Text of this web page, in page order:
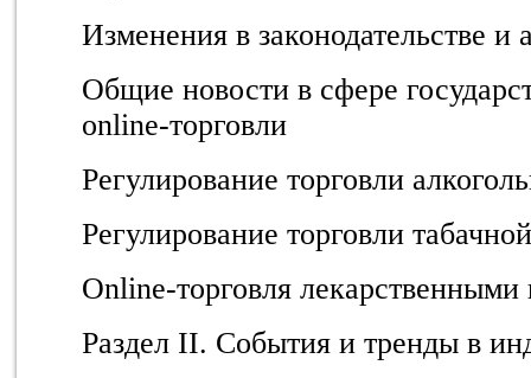
Изменения в законодательстве
Общие новости в сфере
online-торговли
Регулирование торговли
Регулирование торговли
Online-торговля лекарственными
Раздел II. События и тренды в